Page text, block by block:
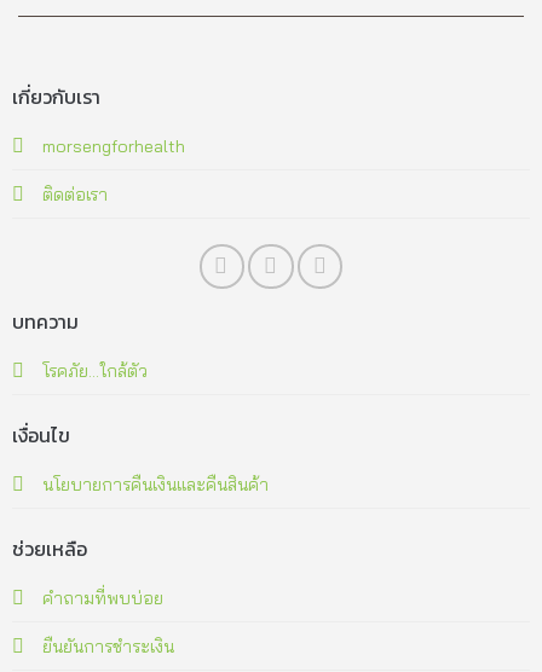
เกี่ยวกับเรา​
morsengforhealth
ติดต่อเรา
บทความ
โรคภัย...ใกล้ตัว
เงื่อนไข
นโยบายการคืนเงินและคืนสินค้า
ช่วยเหลือ
คำถามที่พบบ่อย
ยืนยันการชำระเงิน